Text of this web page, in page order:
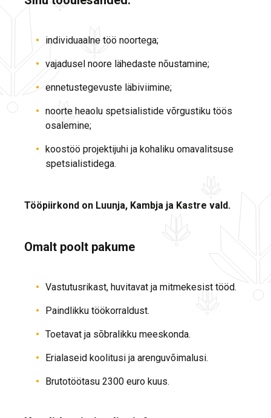
individuaalne töö noortega;
vajadusel noore lähedaste nõustamine;
ennetustegevuste läbiviimine;
noorte heaolu spetsialistide võrgustiku töös
osalemine;
koostöö projektijuhi ja kohaliku omavalitsuse
spetsialistidega.
Tööpiirkond on Luunja, Kambja ja Kastre vald.
Omalt poolt pakume
Vastutusrikast, huvitavat ja mitmekesist tööd.
Paindlikku töökorraldust.
Toetavat ja sõbralikku meeskonda.
Erialaseid koolitusi ja arenguvõimalusi.
Brutotöötasu 2300 euro kuus.